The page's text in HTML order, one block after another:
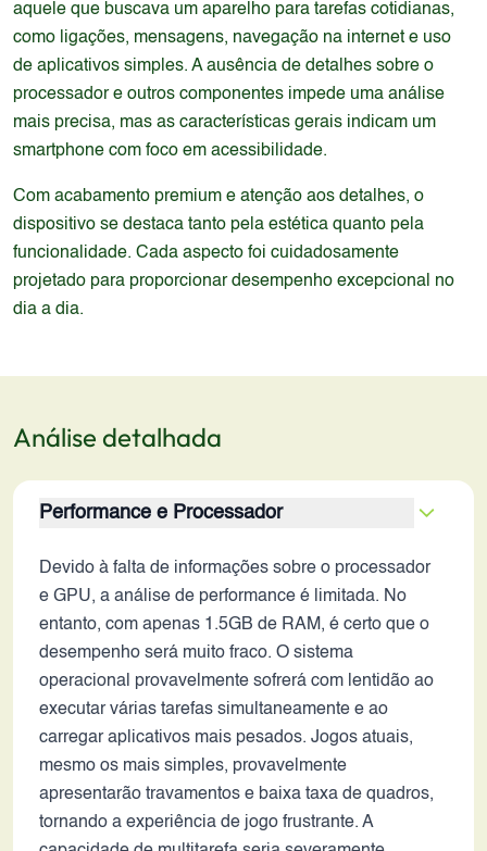
aquele que buscava um aparelho para tarefas cotidianas,
como ligações, mensagens, navegação na internet e uso
de aplicativos simples. A ausência de detalhes sobre o
processador e outros componentes impede uma análise
mais precisa, mas as características gerais indicam um
smartphone com foco em acessibilidade.
Com acabamento premium e atenção aos detalhes, o
dispositivo se destaca tanto pela estética quanto pela
funcionalidade. Cada aspecto foi cuidadosamente
projetado para proporcionar desempenho excepcional no
dia a dia.
Análise detalhada
Performance e Processador
Devido à falta de informações sobre o processador
e GPU, a análise de performance é limitada. No
entanto, com apenas 1.5GB de RAM, é certo que o
desempenho será muito fraco. O sistema
operacional provavelmente sofrerá com lentidão ao
executar várias tarefas simultaneamente e ao
carregar aplicativos mais pesados. Jogos atuais,
mesmo os mais simples, provavelmente
apresentarão travamentos e baixa taxa de quadros,
tornando a experiência de jogo frustrante. A